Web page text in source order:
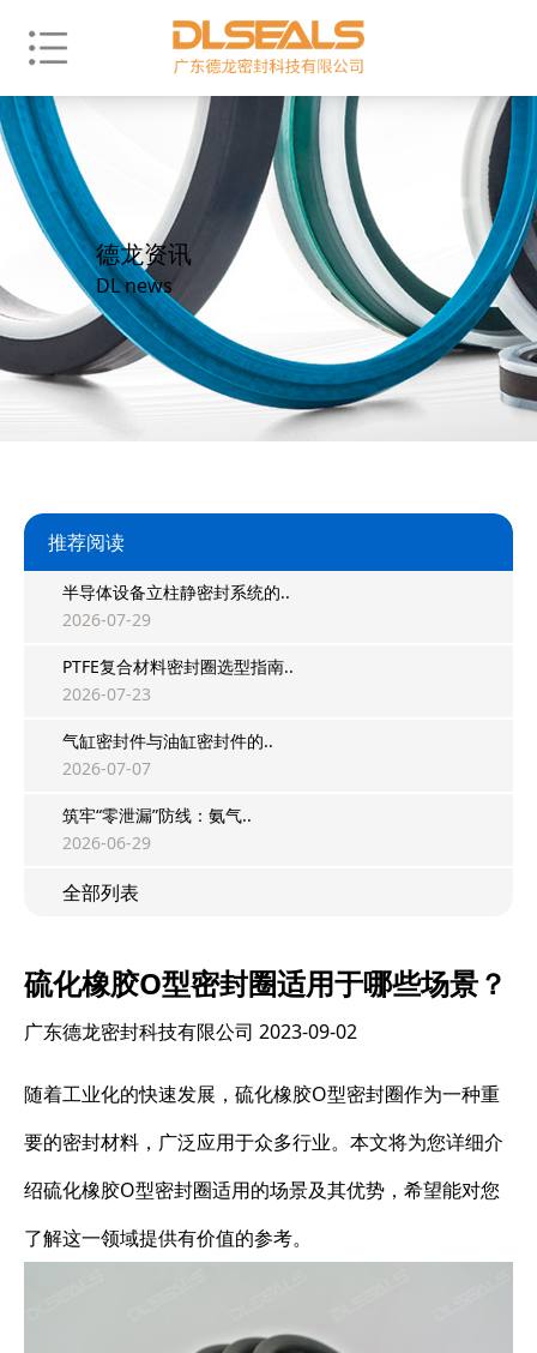
德龙资讯
DL news
推荐阅读
半导体设备立柱静密封系统的..
2026-07-29
PTFE复合材料密封圈选型指南..
2026-07-23
气缸密封件与油缸密封件的..
2026-07-07
筑牢“零泄漏”防线：氨气..
2026-06-29
全部列表
硫化橡胶O型密封圈适用于哪些场景？
广东德龙密封科技有限公司 2023-09-02
随着工业化的快速发展，硫化橡胶O型密封圈作为一种重
要的密封材料，广泛应用于众多行业。本文将为您详细介
绍硫化橡胶O型密封圈适用的场景及其优势，希望能对您
了解这一领域提供有价值的参考。